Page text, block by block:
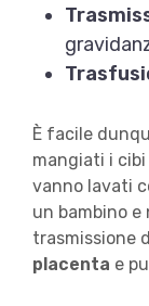
È facile
mangiati i
vanno lavati
un bambino e
trasmissione
placenta e